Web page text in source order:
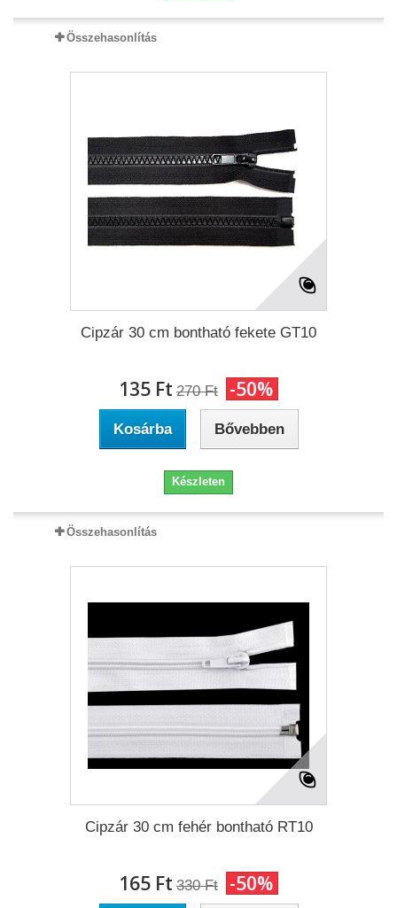
Összehasonlítás
Cipzár 30 cm bontható fekete GT10
135 Ft‎ 270 Ft‎ -50%
Kosárba Bővebben
Készleten
Összehasonlítás
Cipzár 30 cm fehér bontható RT10
165 Ft‎ 330 Ft‎ -50%